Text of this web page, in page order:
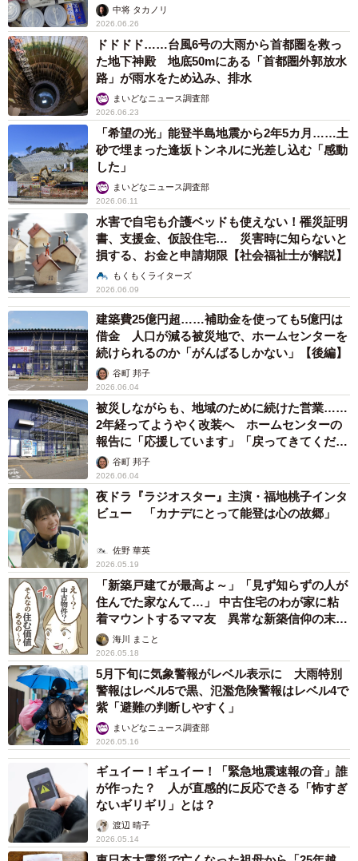
中将 タカノリ
2026.06.26
ドドドド……台風6号の大雨から首都圏を救っ
た地下神殿 地底50mにある「首都圏外郭放水
路」が雨水をため込み、排水
まいどなニュース調査部
2026.06.23
「希望の光」能登半島地震から2年5カ月……土
砂で埋まった逢坂トンネルに光差し込む「感動
した」
まいどなニュース調査部
2026.06.11
水害で自宅も介護ベッドも使えない！罹災証明
書、支援金、仮設住宅… 災害時に知らないと
損する、お金と申請期限【社会福祉士が解説】
もくもくライターズ
2026.06.09
建築費25億円超……補助金を使っても5億円は
借金 人口が減る被災地で、ホームセンターを
続けられるのか「がんばるしかない」【後編】
谷町 邦子
2026.06.04
被災しながらも、地域のために続けた営業……
2年経ってようやく改装へ ホームセンターの
報告に「応援しています」「戻ってきてくださ
い」【前編】
谷町 邦子
2026.06.04
夜ドラ『ラジオスター』主演・福地桃子インタ
ビュー 「カナデにとって能登は心の故郷」
佐野 華英
2026.05.19
「新築戸建てが最高よ～」「見ず知らずの人が
住んでた家なんて…」 中古住宅のわが家に粘
着マウントするママ友 異常な新築信仰の末路
が悲惨すぎた【漫画】
海川 まこと
2026.05.18
5月下旬に気象警報がレベル表示に 大雨特別
警報はレベル5で黒、氾濫危険警報はレベル4で
紫「避難の判断しやすく」
まいどなニュース調査部
2026.05.16
ギュイー！ギュイー！「緊急地震速報の音」誰
が作った？ 人が直感的に反応できる「怖すぎ
ないギリギリ」とは？
渡辺 晴子
2026.05.14